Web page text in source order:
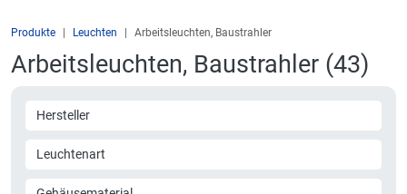
Produkte Leuchten Arbeitsleuchten, Baustrahler
Arbeitsleuchten, Baustrahler (43)
Hersteller
Leuchtenart